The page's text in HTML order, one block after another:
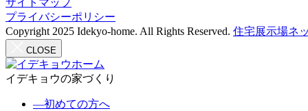
サイトマップ
プライバシーポリシー
Copyright 2025 Idekyo-home. All Rights Reserved. 住宅展示場ネ
CLOSE
イデキョウの家づくり
―初めての方へ